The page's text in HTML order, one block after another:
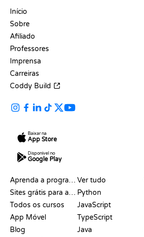
Início
Sobre
Afiliado
Professores
Imprensa
Carreiras
Coddy Build
Baixar na
App Store
Disponível no
Google Play
Aprenda a programar
Sites grátis para aprender a programar
Todos os cursos
App Móvel
Blog
Ver tudo
Python
JavaScript
TypeScript
Java